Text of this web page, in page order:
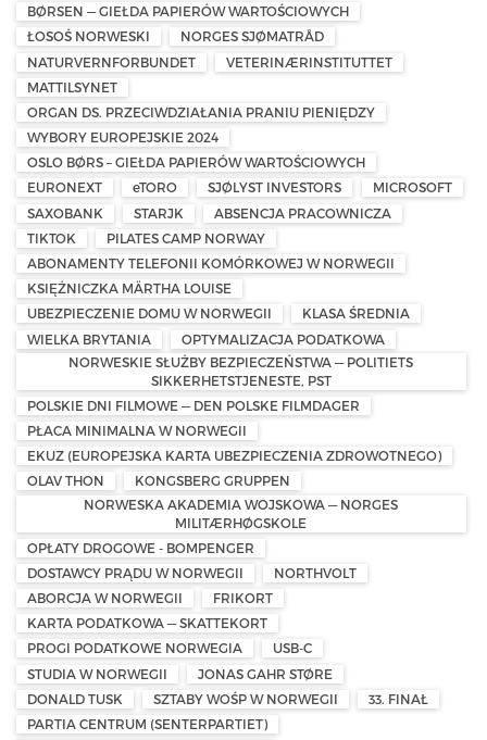
BØRSEN — GIEŁDA PAPIERÓW WARTOŚCIOWYCH
ŁOSOŚ NORWESKI
NORGES SJØMATRÅD
NATURVERNFORBUNDET
VETERINÆRINSTITUTTET
MATTILSYNET
ORGAN DS. PRZECIWDZIAŁANIA PRANIU PIENIĘDZY
WYBORY EUROPEJSKIE 2024
OSLO BØRS – GIEŁDA PAPIERÓW WARTOŚCIOWYCH
EURONEXT
eTORO SJØLYST INVESTORS
MICROSOFT
SAXOBANK
STARJK
ABSENCJA PRACOWNICZA
TIKTOK
PILATES CAMP NORWAY
ABONAMENTY TELEFONII KOMÓRKOWEJ W NORWEGII
KSIĘŻNICZKA MÄRTHA LOUISE
UBEZPIECZENIE DOMU W NORWEGII
KLASA ŚREDNIA
WIELKA BRYTANIA
OPTYMALIZACJA PODATKOWA
NORWESKIE SŁUŻBY BEZPIECZEŃSTWA — POLITIETS
SIKKERHETSTJENESTE, PST
POLSKIE DNI FILMOWE — DEN POLSKE FILMDAGER
PŁACA MINIMALNA W NORWEGII
EKUZ (EUROPEJSKA KARTA UBEZPIECZENIA ZDROWOTNEGO)
OLAV THON
KONGSBERG GRUPPEN
NORWESKA AKADEMIA WOJSKOWA — NORGES
MILITÆRHØGSKOLE
OPŁATY DROGOWE - BOMPENGER
DOSTAWCY PRĄDU W NORWEGII
NORTHVOLT
ABORCJA W NORWEGII
FRIKORT
KARTA PODATKOWA — SKATTEKORT
PROGI PODATKOWE NORWEGIA
USB-C
STUDIA W NORWEGII
JONAS GAHR STØRE
DONALD TUSK
SZTABY WOŚP W NORWEGII
33. FINAŁ
PARTIA CENTRUM (SENTERPARTIET)